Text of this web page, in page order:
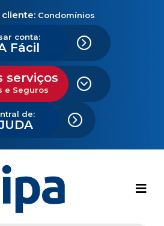
cliente: Condomínios
conta:
Fácil
serviços
e Seguros
de: